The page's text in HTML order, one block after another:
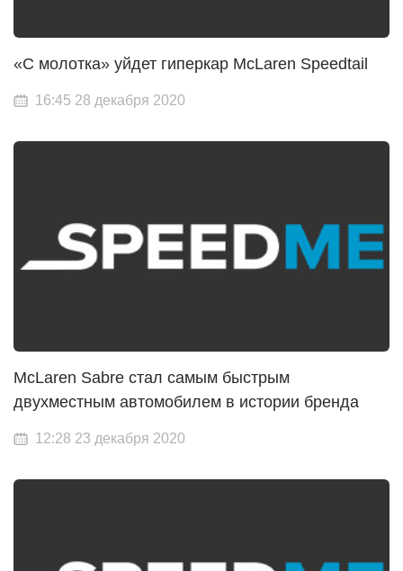
«С молотка» уйдет гиперкар McLaren Speedtail
16:45 28 декабря 2020
McLaren Sabre стал самым быстрым
двухместным автомобилем в истории бренда
12:28 23 декабря 2020